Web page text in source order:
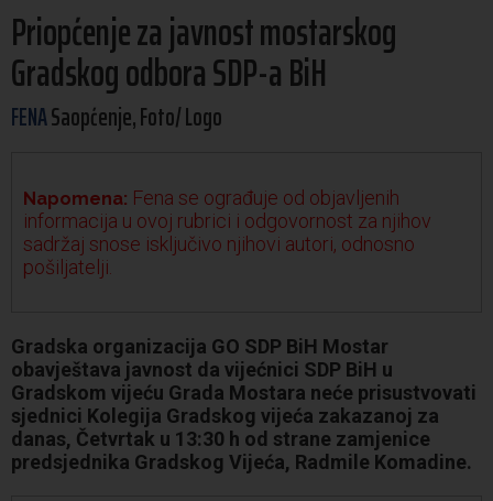
Priopćenje za javnost mostarskog
Gradskog odbora SDP-a BiH
FENASaopćenje, Foto/ Logo
Napomena: Fena se ograđuje od objavljenih
informacija u ovoj rubrici i odgovornost za njihov
sadržaj snose isključivo njihovi autori, odnosno
pošiljatelji.
Gradska organizacija GO SDP BiH Mostar
obavještava javnost da vijećnici SDP BiH u
Gradskom vijeću Grada Mostara neće prisustvovati
sjednici Kolegija Gradskog vijeća zakazanoj za
danas, Četvrtak u 13:30 h od strane zamjenice
predsjednika Gradskog Vijeća, Radmile Komadine.